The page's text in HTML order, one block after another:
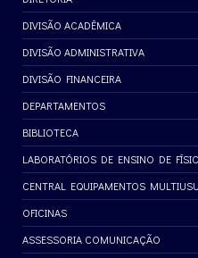
DIVISÃO ACADÊMICA
DIVISÃO ADMINISTRATIVA
DIVISÃO FINANCEIRA
DEPARTAMENTOS
BIBLIOTECA
LABORATÓRIOS DE ENSINO DE
CENTRAL EQUIPAMENTOS
OFICINAS
ASSESSORIA COMUNICAÇÃO